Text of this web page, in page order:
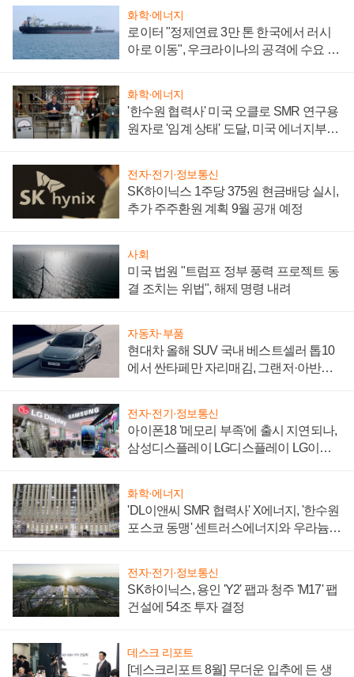
화학·에너지
로이터 "정제연료 3만 톤 한국에서 러시
아로 이동", 우크라이나의 공격에 수요 늘
화학·에너지
'한수원 협력사' 미국 오클로 SMR 연구용
원자로 '임계 상태' 도달, 미국 에너지부
전자·전기·정보통신
SK하이닉스 1주당 375원 현금배당 실시,
추가 주주환원 계획 9월 공개 예정
사회
미국 법원 "트럼프 정부 풍력 프로젝트 동
결 조치는 위법", 해제 명령 내려
자동차·부품
현대차 올해 SUV 국내 베스트셀러 톱10
에서 싼타페만 자리매김, 그랜저·아반떼
전자·전기·정보통신
아이폰18 '메모리 부족'에 출시 지연되나,
삼성디스플레이 LG디스플레이 LG이노
화학·에너지
'DL이앤씨 SMR 협력사' X에너지, '한수원
포스코 동맹' 센트러스에너지와 우라늄
전자·전기·정보통신
SK하이닉스, 용인 'Y2' 팹과 청주 'M17' 팹
건설에 54조 투자 결정
데스크 리포트
[데스크리포트 8월] 무더운 입추에 든 생